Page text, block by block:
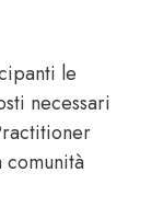
le
necessari
comunità